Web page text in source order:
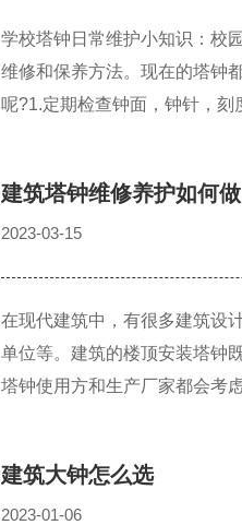
学校塔钟日常维护小知识：校
维修和保养方法。现在的塔钟
呢?1.定期检查钟面，钟针，
建筑塔钟维修养护如何做
2023-03-15
在现代建筑中，有很多建筑设
单位等。建筑的楼顶安装塔钟
塔钟使用方和生产厂家都会考
建筑大钟怎么选
2023-01-06